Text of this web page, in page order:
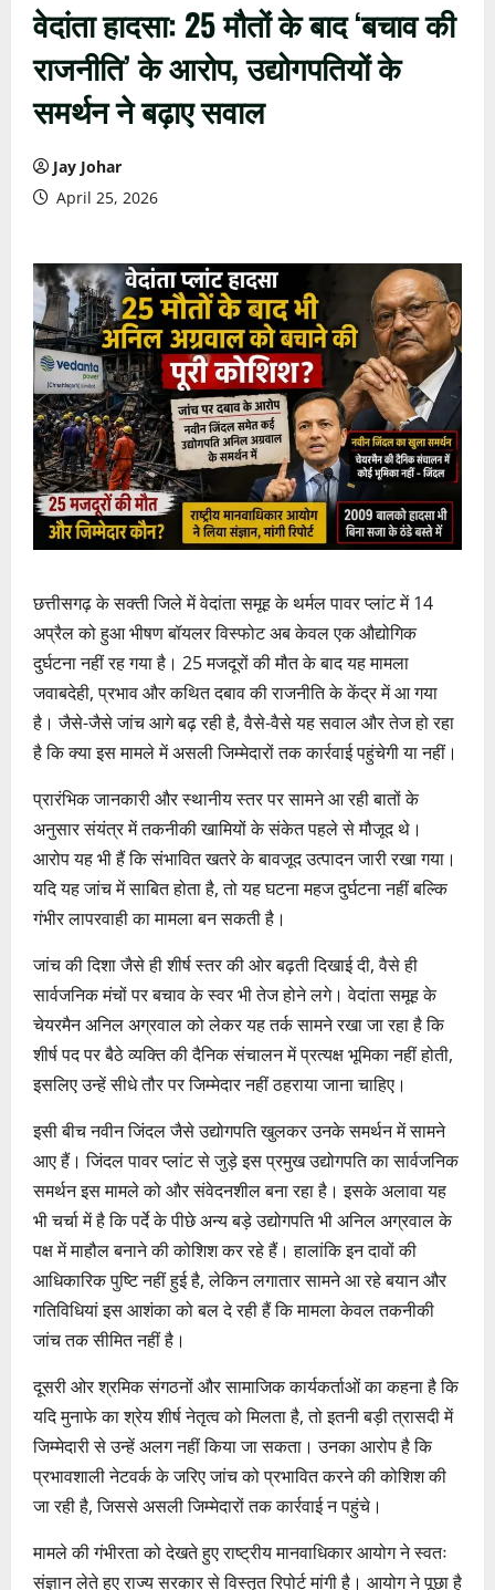
वेदांता हादसा: 25 मौतों के बाद ‘बचाव की
राजनीति’ के आरोप, उद्योगपतियों के
समर्थन ने बढ़ाए सवाल
Jay Johar
April 25, 2026
छत्तीसगढ़ के सक्ती जिले में वेदांता समूह के थर्मल पावर प्लांट में 14
अप्रैल को हुआ भीषण बॉयलर विस्फोट अब केवल एक औद्योगिक
दुर्घटना नहीं रह गया है। 25 मजदूरों की मौत के बाद यह मामला
जवाबदेही, प्रभाव और कथित दबाव की राजनीति के केंद्र में आ गया
है। जैसे-जैसे जांच आगे बढ़ रही है, वैसे-वैसे यह सवाल और तेज हो रहा
है कि क्या इस मामले में असली जिम्मेदारों तक कार्रवाई पहुंचेगी या नहीं।
प्रारंभिक जानकारी और स्थानीय स्तर पर सामने आ रही बातों के
अनुसार संयंत्र में तकनीकी खामियों के संकेत पहले से मौजूद थे।
आरोप यह भी हैं कि संभावित खतरे के बावजूद उत्पादन जारी रखा गया।
यदि यह जांच में साबित होता है, तो यह घटना महज दुर्घटना नहीं बल्कि
गंभीर लापरवाही का मामला बन सकती है।
जांच की दिशा जैसे ही शीर्ष स्तर की ओर बढ़ती दिखाई दी, वैसे ही
सार्वजनिक मंचों पर बचाव के स्वर भी तेज होने लगे। वेदांता समूह के
चेयरमैन अनिल अग्रवाल को लेकर यह तर्क सामने रखा जा रहा है कि
शीर्ष पद पर बैठे व्यक्ति की दैनिक संचालन में प्रत्यक्ष भूमिका नहीं होती,
इसलिए उन्हें सीधे तौर पर जिम्मेदार नहीं ठहराया जाना चाहिए।
इसी बीच नवीन जिंदल जैसे उद्योगपति खुलकर उनके समर्थन में सामने
आए हैं। जिंदल पावर प्लांट से जुड़े इस प्रमुख उद्योगपति का सार्वजनिक
समर्थन इस मामले को और संवेदनशील बना रहा है। इसके अलावा यह
भी चर्चा में है कि पर्दे के पीछे अन्य बड़े उद्योगपति भी अनिल अग्रवाल के
पक्ष में माहौल बनाने की कोशिश कर रहे हैं। हालांकि इन दावों की
आधिकारिक पुष्टि नहीं हुई है, लेकिन लगातार सामने आ रहे बयान और
गतिविधियां इस आशंका को बल दे रही हैं कि मामला केवल तकनीकी
जांच तक सीमित नहीं है।
दूसरी ओर श्रमिक संगठनों और सामाजिक कार्यकर्ताओं का कहना है कि
यदि मुनाफे का श्रेय शीर्ष नेतृत्व को मिलता है, तो इतनी बड़ी त्रासदी में
जिम्मेदारी से उन्हें अलग नहीं किया जा सकता। उनका आरोप है कि
प्रभावशाली नेटवर्क के जरिए जांच को प्रभावित करने की कोशिश की
जा रही है, जिससे असली जिम्मेदारों तक कार्रवाई न पहुंचे।
मामले की गंभीरता को देखते हुए राष्ट्रीय मानवाधिकार आयोग ने स्वतः
संज्ञान लेते हुए राज्य सरकार से विस्तृत रिपोर्ट मांगी है। आयोग ने पूछा है